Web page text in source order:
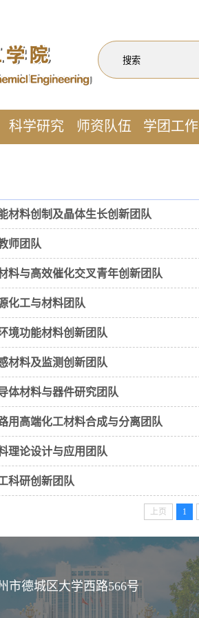
科学研究 师资队伍 学团工作
材料创制及晶体生长创新团队
师团队
料与高效催化交叉青年创新团队
化工与材料团队
境功能材料创新团队
材料及监测创新团队
体材料与器件研究团队
用高端化工材料合成与分离团队
理论设计与应用团队
科研创新团队
上页 1
市德城区大学西路566号